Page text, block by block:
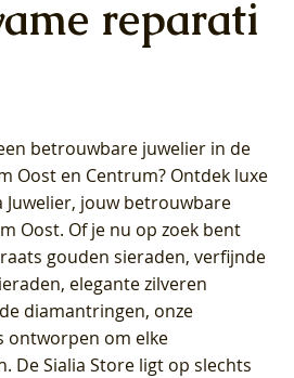
reparati
betrouwbare juwelier in de
Oost en Centrum? Ontdek luxe
jouw betrouwbare
Oost. Of je nu op zoek bent
gouden sieraden, verfijnde
elegante zilveren
diamantringen, onze
ontworpen om elke
De Sialia Store ligt op slechts